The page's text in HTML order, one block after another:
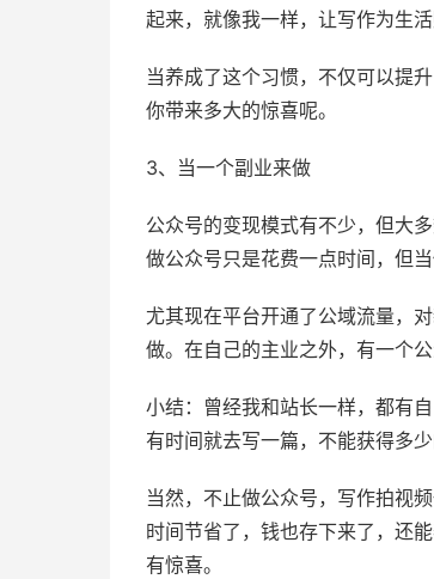
起来，就像我一样，让写作为生
当养成了这个习惯，不仅可以提
你带来多大的惊喜呢。
3、当一个副业来做
公众号的变现模式有不少，但大
做公众号只是花费一点时间，但
尤其现在平台开通了公域流量，
做。在自己的主业之外，有一个
小结：曾经我和站长一样，都有
有时间就去写一篇，不能获得多
当然，不止做公众号，写作拍视
时间节省了，钱也存下来了，还
有惊喜。